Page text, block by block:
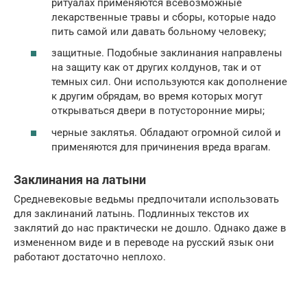
ритуалах применяются всевозможные
лекарственные травы и сборы, которые надо
пить самой или давать больному человеку;
защитные. Подобные заклинания направлены
на защиту как от других колдунов, так и от
темных сил. Они используются как дополнение
к другим обрядам, во время которых могут
открываться двери в потусторонние миры;
черные заклятья. Обладают огромной силой и
применяются для причинения вреда врагам.
Заклинания на латыни
Средневековые ведьмы предпочитали использовать
для заклинаний латынь. Подлинных текстов их
заклятий до нас практически не дошло. Однако даже в
измененном виде и в переводе на русский язык они
работают достаточно неплохо.